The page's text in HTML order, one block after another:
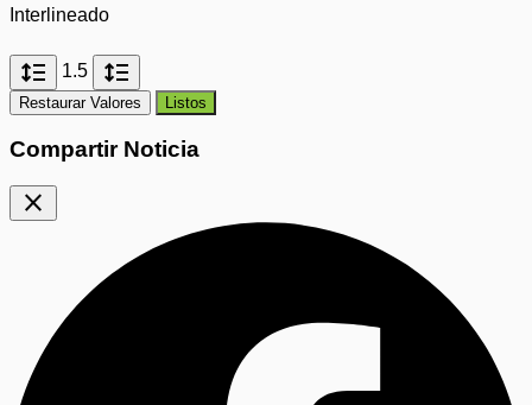
Interlineado
format_line_spacing 1.5 format_line_spacing
Restaurar Valores Listos
Compartir Noticia
close